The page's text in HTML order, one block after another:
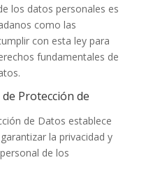
los datos personales es
como las
con esta ley para
fundamentales de
Protección de
de Datos establece
la privacidad y
de los